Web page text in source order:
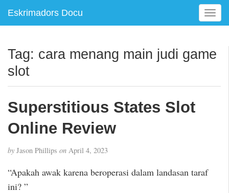
Eskrimadors Docu
T
o
l
Tag: cara menang main judi game
slot
Superstitious States Slot
Online Review
by Jason Phillips on April 4, 2023
“Apakah awak karena beroperasi dalam landasan taraf
ini? ”